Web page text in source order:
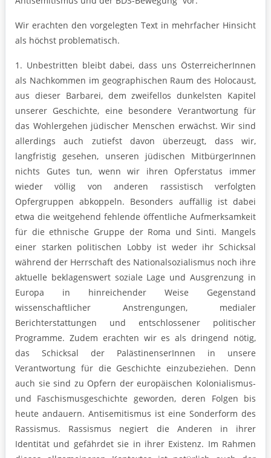
Wir erachten den vorgelegten Text in mehrfacher Hinsicht
als höchst problematisch.
1. Unbestritten bleibt dabei, dass uns ÖsterreicherInnen
als Nachkommen im geographischen Raum des Holocaust,
aus dieser Barbarei, dem zweifellos dunkelsten Kapitel
unserer Geschichte, eine besondere Verantwortung für
das Wohlergehen jüdischer Menschen erwächst. Wir sind
allerdings auch zutiefst davon überzeugt, dass wir,
langfristig gesehen, unseren jüdischen MitbürgerInnen
nichts Gutes tun, wenn wir ihren Opferstatus immer
wieder völlig von anderen rassistisch verfolgten
Opfergruppen abkoppeln. Besonders auffällig ist dabei
etwa die weitgehend fehlende öffentliche Aufmerksamkeit
für die ethnische Gruppe der Roma und Sinti. Mangels
einer starken politischen Lobby ist weder ihr Schicksal
während der Herrschaft des Nationalsozialismus noch ihre
aktuelle beklagenswert soziale Lage und Ausgrenzung in
Europa in hinreichender Weise Gegenstand
wissenschaftlicher Anstrengungen, medialer
Berichterstattungen und entschlossener politischer
Programme. Zudem erachten wir es als dringend nötig,
das Schicksal der PalästinenserInnen in unsere
Verantwortung für die Geschichte einzubeziehen. Denn
auch sie sind zu Opfern der europäischen Kolonialismus-
und Faschismusgeschichte geworden, deren Folgen bis
heute andauern. Antisemitismus ist eine Sonderform des
Rassismus. Rassismus negiert die Anderen in ihrer
Identität und gefährdet sie in ihrer Existenz. Im Rahmen